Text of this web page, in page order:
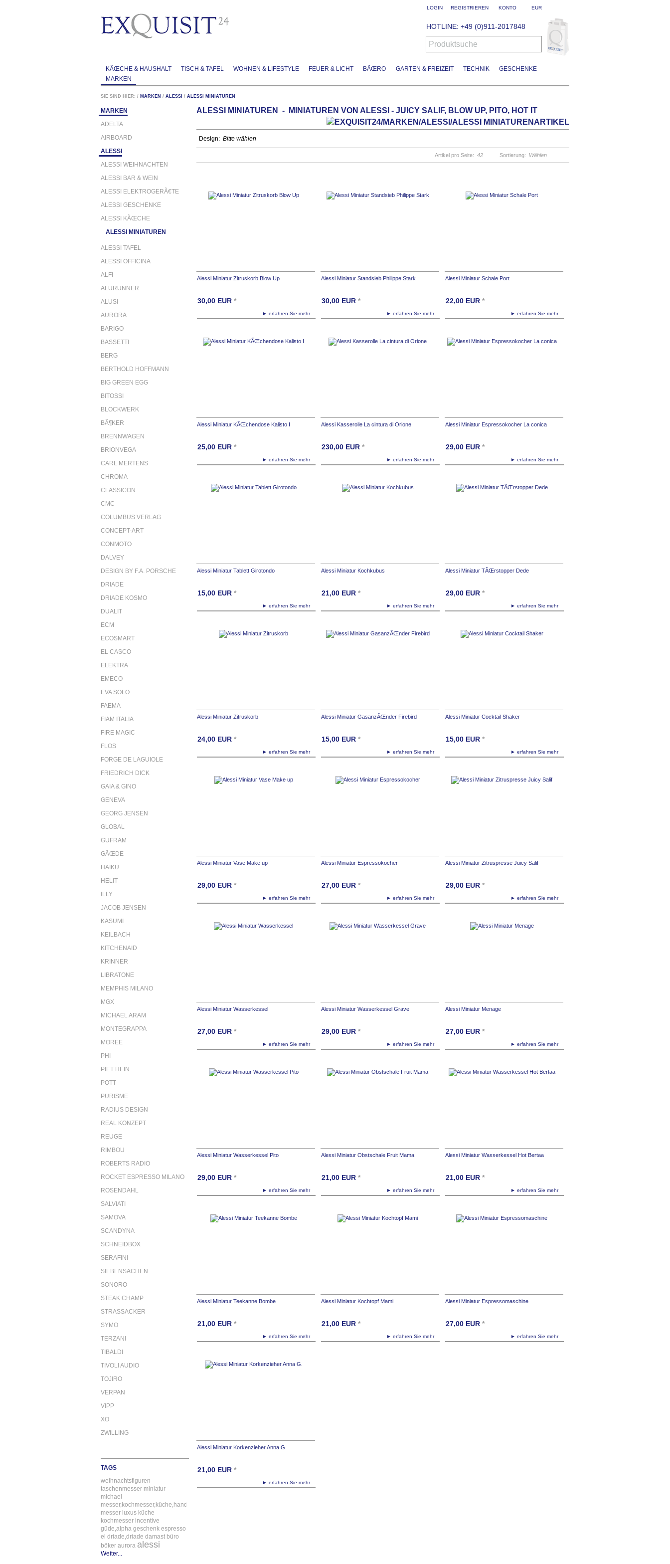
EUR
KONTO
LOGIN REGISTRIEREN
KÃŒCHE & HAUSHALT TISCH & TAFEL WOHNEN & LIFESTYLE FEUER & LICHT BÃŒRO GARTEN & FREIZEIT TECHNIK
GESCHENKE
MARKEN
HOTLINE: +49 (0)911-2017848
Produktsuche
SIE SIND HIER: / MARKEN / ALESSI / ALESSI MINIATUREN
MARKEN
ADELTA
AIRBOARD
ALESSI
ALESSI WEIHNACHTEN
ALESSI BAR & WEIN
ALESSI ELEKTROGERÃ€TE
ALESSI GESCHENKE
ALESSI KÃŒCHE
ALESSI MINIATUREN
ALESSI TAFEL
ALESSI OFFICINA
ALFI
ALURUNNER
ALUSI
AURORA
BARIGO
BASSETTI
BERG
BERTHOLD HOFFMANN
BIG GREEN EGG
BITOSSI
BLOCKWERK
BÃ¶KER
BRENNWAGEN
BRIONVEGA
CARL MERTENS
CHROMA
CLASSICON
CMC
COLUMBUS VERLAG
CONCEPT-ART
CONMOTO
DALVEY
DESIGN BY F.A. PORSCHE
DRIADE
DRIADE KOSMO
DUALIT
ECM
ECOSMART
EL CASCO
ELEKTRA
EMECO
EVA SOLO
FAEMA
FIAM ITALIA
FIRE MAGIC
FLOS
FORGE DE LAGUIOLE
FRIEDRICH DICK
GAIA & GINO
GENEVA
GEORG JENSEN
GLOBAL
GUFRAM
GÃŒDE
HAIKU
HELIT
ILLY
JACOB JENSEN
KASUMI
KEILBACH
KITCHENAID
KRINNER
LIBRATONE
MEMPHIS MILANO
MGX
MICHAEL ARAM
MONTEGRAPPA
MOREE
PHI
PIET HEIN
POTT
PURISME
RADIUS DESIGN
REAL KONZEPT
REUGE
RIMBOU
ROBERTS RADIO
ROCKET ESPRESSO MILANO
ROSENDAHL
SALVIATI
SAMOVA
SCANDYNA
SCHNEIDBOX
SERAFINI
SIEBENSACHEN
SONORO
STEAK CHAMP
STRASSACKER
SYMO
TERZANI
TIBALDI
TIVOLI AUDIO
TOJIRO
VERPAN
VIPP
XO
ZWILLING
TAGS
weihnachtsfiguren
taschenmesser miniatur
michael
messer,kochmesser,küche,handgefertigt
messer luxus küche
kochmesser incentive
güde,alpha geschenk espresso
el driade,driade damast büro
böker aurora alessi
Weiter...
ALESSI MINIATUREN - MINIATUREN VON ALESSI - JUICY SALIF, BLOW UP, PITO, HOT IT
Design: Bitte wählen
Sortierung: Wählen
Artikel pro Seite: 42
Alessi Miniatur Zitruskorb Blow Up
► erfahren Sie mehr
30,00 EUR *
Alessi Miniatur Standsieb Philippe Stark
► erfahren Sie mehr
30,00 EUR *
Alessi Miniatur Schale Port
► erfahren Sie mehr
22,00 EUR *
Alessi Miniatur KÃŒchendose Kalisto I
► erfahren Sie mehr
25,00 EUR *
Alessi Kasserolle La cintura di Orione
► erfahren Sie mehr
230,00 EUR *
Alessi Miniatur Espressokocher La conica
► erfahren Sie mehr
29,00 EUR *
Alessi Miniatur Tablett Girotondo
► erfahren Sie mehr
15,00 EUR *
Alessi Miniatur Kochkubus
► erfahren Sie mehr
21,00 EUR *
Alessi Miniatur TÃŒrstopper Dede
► erfahren Sie mehr
29,00 EUR *
Alessi Miniatur Zitruskorb
► erfahren Sie mehr
24,00 EUR *
Alessi Miniatur GasanzÃŒnder Firebird
► erfahren Sie mehr
15,00 EUR *
Alessi Miniatur Cocktail Shaker
► erfahren Sie mehr
15,00 EUR *
Alessi Miniatur Vase Make up
► erfahren Sie mehr
29,00 EUR *
Alessi Miniatur Espressokocher
► erfahren Sie mehr
27,00 EUR *
Alessi Miniatur Zitruspresse Juicy Salif
► erfahren Sie mehr
29,00 EUR *
Alessi Miniatur Wasserkessel
► erfahren Sie mehr
27,00 EUR *
Alessi Miniatur Wasserkessel Grave
► erfahren Sie mehr
29,00 EUR *
Alessi Miniatur Menage
► erfahren Sie mehr
27,00 EUR *
Alessi Miniatur Wasserkessel Pito
► erfahren Sie mehr
29,00 EUR *
Alessi Miniatur Obstschale Fruit Mama
► erfahren Sie mehr
21,00 EUR *
Alessi Miniatur Wasserkessel Hot Bertaa
► erfahren Sie mehr
21,00 EUR *
Alessi Miniatur Teekanne Bombe
► erfahren Sie mehr
21,00 EUR *
Alessi Miniatur Kochtopf Mami
► erfahren Sie mehr
21,00 EUR *
Alessi Miniatur Espressomaschine
► erfahren Sie mehr
27,00 EUR *
Alessi Miniatur Korkenzieher Anna G.
► erfahren Sie mehr
21,00 EUR *